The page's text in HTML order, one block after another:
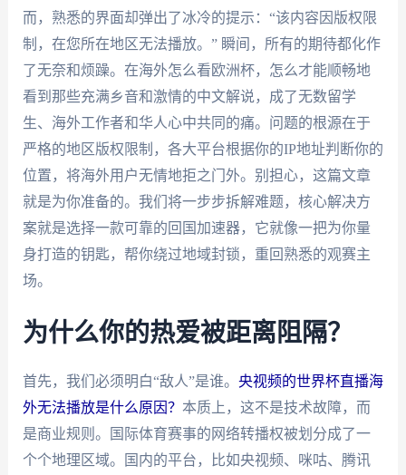
而，熟悉的界面却弹出了冰冷的提示：“该内容因版权限
制，在您所在地区无法播放。” 瞬间，所有的期待都化作
了无奈和烦躁。在海外怎么看欧洲杯，怎么才能顺畅地
看到那些充满乡音和激情的中文解说，成了无数留学
生、海外工作者和华人心中共同的痛。问题的根源在于
严格的地区版权限制，各大平台根据你的IP地址判断你的
位置，将海外用户无情地拒之门外。别担心，这篇文章
就是为你准备的。我们将一步步拆解难题，核心解决方
案就是选择一款可靠的回国加速器，它就像一把为你量
身打造的钥匙，帮你绕过地域封锁，重回熟悉的观赛主
场。
为什么你的热爱被距离阻隔？
首先，我们必须明白“敌人”是谁。 央视频的世界杯直播海
外无法播放是什么原因？ 本质上，这不是技术故障，而
是商业规则。国际体育赛事的网络转播权被划分成了一
个个地理区域。国内的平台，比如央视频、咪咕、腾讯